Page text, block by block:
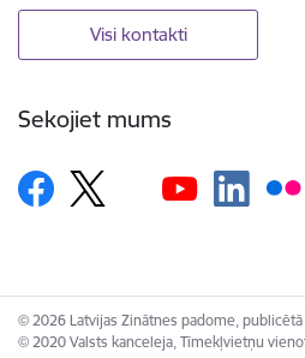
Visi kontakti
Sekojiet mums
© 2026 Latvijas Zinātnes padome,
© 2020 Valsts kanceleja, Tīmekļvietņu